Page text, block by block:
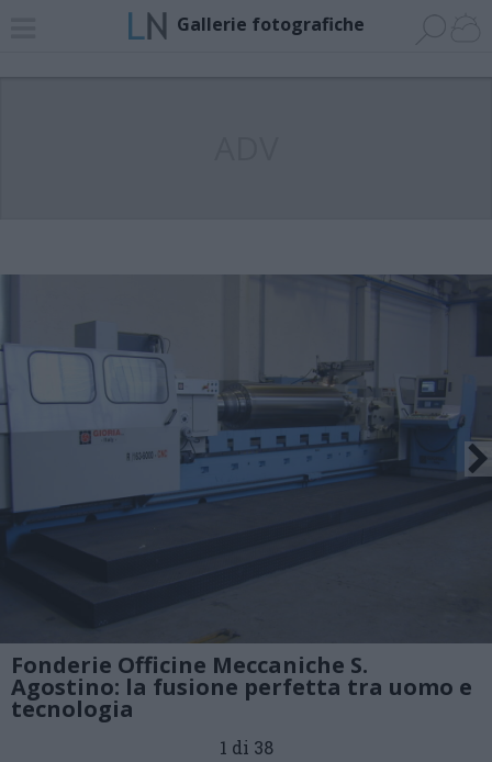
Gallerie fotografiche
Fonderie Officine Meccaniche S.
Agostino: la fusione perfetta tra uomo e
tecnologia
1 di 38